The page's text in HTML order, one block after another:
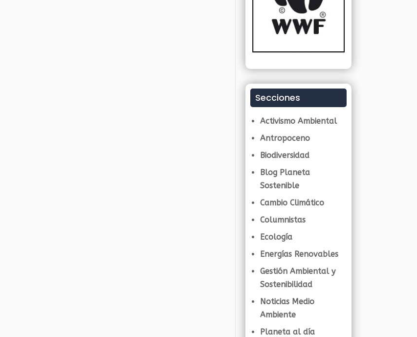
Secciones
Activismo Ambiental
Antropoceno
Biodiversidad
Blog Planeta
Sostenible
Cambio Climático
Columnistas
Ecología
Energías Renovables
Gestión Ambiental y
Sostenibilidad
Noticias Medio
Ambiente
Planeta al día